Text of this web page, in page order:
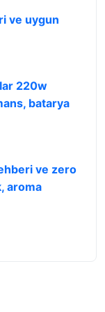
ve uygun
220w
batarya
ve zero
aroma